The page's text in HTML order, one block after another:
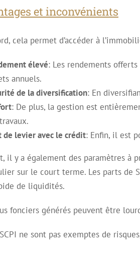
et inconvénients
cela permet d’accéder à
élevé: Les rendements
annuels.
de la diversification: En
: De plus, la gestion est
de levier avec le crédit: Enfin, il est
il y a également des paramètres
sur le court terme. Les parts de
de liquidités.
fonciers générés peuvent être
ne sont pas exemptes de